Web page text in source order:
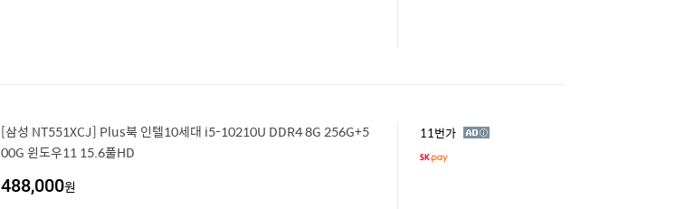
[삼성 NT551XCJ] Plus북 인텔10세대 i5-10210U DDR4 8G 256G+5
00G 윈도우11 15.6풀HD
488,000원
11번가 광